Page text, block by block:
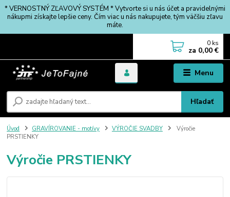
* VERNOSTNÝ ZĽAVOVÝ SYSTÉM * Vytvorte si u nás účet a pravidelnými
nákupmi získajte lepšie ceny. Čím viac u nás nakupujete, tým väčšiu zľavu
máte.
Menu
Hľadať
0 ks
za 0,00 €
Úvod GRAVÍROVANIE - motívy VÝROČIE SVADBY
Výročie
PRSTIENKY
Výročie PRSTIENKY